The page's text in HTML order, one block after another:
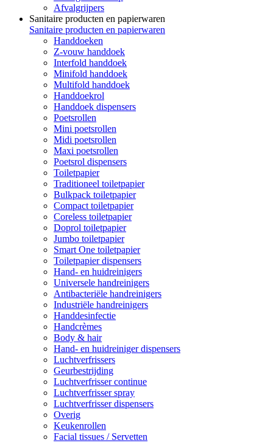
Afvalgrijpers
Sanitaire producten en papierwaren
Sanitaire producten en papierwaren
Handdoeken
Z-vouw handdoek
Interfold handdoek
Minifold handdoek
Multifold handdoek
Handdoekrol
Handdoek dispensers
Poetsrollen
Mini poetsrollen
Midi poetsrollen
Maxi poetsrollen
Poetsrol dispensers
Toiletpapier
Traditioneel toiletpapier
Bulkpack toiletpapier
Compact toiletpapier
Coreless toiletpapier
Doprol toiletpapier
Jumbo toiletpapier
Smart One toiletpapier
Toiletpapier dispensers
Hand- en huidreinigers
Universele handreinigers
Antibacteriële handreinigers
Industriële handreinigers
Handdesinfectie
Handcrèmes
Body & hair
Hand- en huidreiniger dispensers
Luchtverfrissers
Geurbestrijding
Luchtverfrisser continue
Luchtverfrisser spray
Luchtverfrisser dispensers
Overig
Keukenrollen
Facial tissues / Servetten